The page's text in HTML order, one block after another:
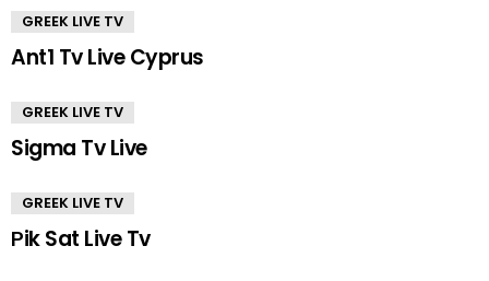
GREEK LIVE TV
Ant1 Tv Live Cyprus
GREEK LIVE TV
Sigma Tv Live
GREEK LIVE TV
Ρik Sat Live Tv